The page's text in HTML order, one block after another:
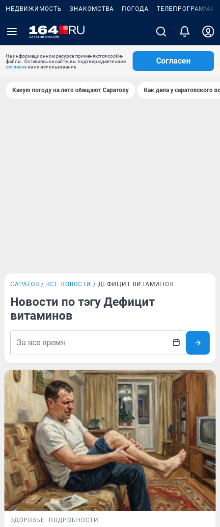
НЕДВИЖИМОСТЬ ЗНАКОМСТВА ПОГОДА ТЕЛЕПРОГРАММА
На информационном ресурсе применяются cookie-
файлы. Оставаясь на сайте, вы подтверждаете свое
согласиена их использование.
Согласен
Какую погоду на лето обещают Саратову Как дела у саратовского
САРАТОВ ВСЕ НОВОСТИ ДЕФИЦИТ ВИТАМИНОВ
Новости по тэгу Дефицит
витаминов
ЗДОРОВЬЕ ПОДРОБНОСТИ